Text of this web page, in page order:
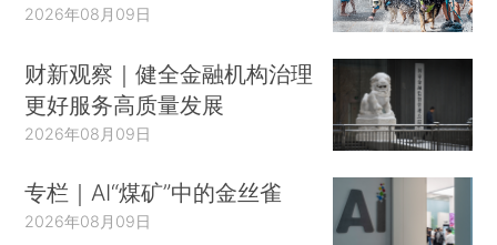
2026年08月09日
财新观察｜健全金融机构治理
更好服务高质量发展
2026年08月09日
专栏｜AI“煤矿”中的金丝雀
2026年08月09日